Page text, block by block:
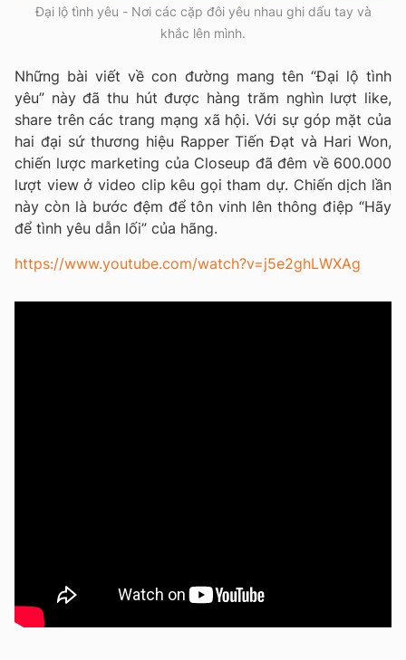
Đại lộ tình yêu - Nơi các cặp đôi yêu nhau ghi dấu tay và
khắc lên mình.
Những bài viết về con đường mang tên “Đại lộ tình
yêu” này đã thu hút được hàng trăm nghìn lượt like,
share trên các trang mạng xã hội. Với sự góp mặt của
hai đại sứ thương hiệu Rapper Tiến Đạt và Hari Won,
chiến lược marketing của Closeup đã đêm về 600.000
lượt view ở video clip kêu gọi tham dự. Chiến dịch lần
này còn là bước đệm để tôn vinh lên thông điệp “Hãy
để tình yêu dẫn lối” của hãng.
https://www.youtube.com/watch?v=j5e2ghLWXAg